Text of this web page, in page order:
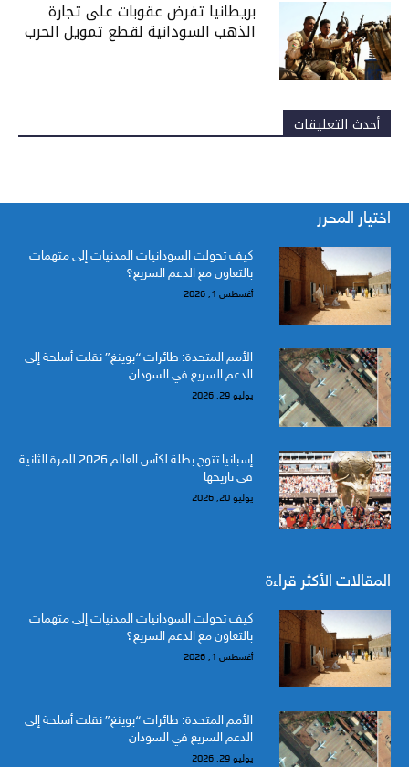
بريطانيا تفرض عقوبات على تجارة
الذهب السودانية لقطع تمويل الحرب
أحدث التعليقات
اختيار المحرر
كيف تحولت السودانيات المدنيات إلى متهمات
بالتعاون مع الدعم السريع؟
أغسطس 1, 2026
الأمم المتحدة: طائرات “بوينغ” نقلت أسلحة إلى
الدعم السريع في السودان
يوليو 29, 2026
إسبانيا تتوج بطلة لكأس العالم 2026 للمرة الثانية
في تاريخها
يوليو 20, 2026
المقالات الأكثر قراءة
كيف تحولت السودانيات المدنيات إلى متهمات
بالتعاون مع الدعم السريع؟
أغسطس 1, 2026
الأمم المتحدة: طائرات “بوينغ” نقلت أسلحة إلى
الدعم السريع في السودان
يوليو 29, 2026